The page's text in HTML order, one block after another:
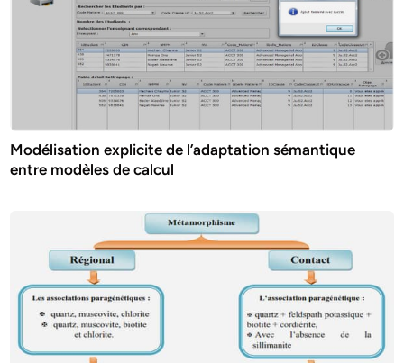
Modélisation explicite de l’adaptation sémantique
entre modèles de calcul